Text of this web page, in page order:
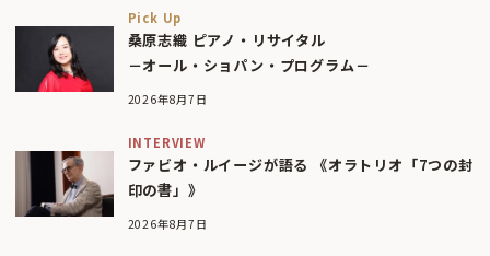
Pick Up
桑原志織 ピアノ・リサイタル
－オール・ショパン・プログラム－
2026年8月7日
INTERVIEW
ファビオ・ルイージが語る 《オラトリオ「7つの封
印の書」》
2026年8月7日